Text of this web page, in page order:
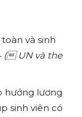
và sinh
( UN và the
hưởng lương
sinh viên có